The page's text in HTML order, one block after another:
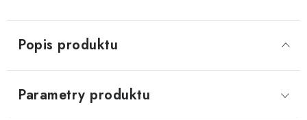
Popis produktu
Parametry produktu